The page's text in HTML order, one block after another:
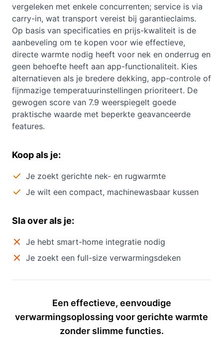
vergeleken met enkele concurrenten; service is via
carry-in, wat transport vereist bij garantieclaims.
Op basis van specificaties en prijs-kwaliteit is de
aanbeveling om te kopen voor wie effectieve,
directe warmte nodig heeft voor nek en onderrug en
geen behoefte heeft aan app-functionaliteit. Kies
alternatieven als je bredere dekking, app-controle of
fijnmazige temperatuurinstellingen prioriteert. De
gewogen score van 7.9 weerspiegelt goede
praktische waarde met beperkte geavanceerde
features.
Koop als je:
Je zoekt gerichte nek- en rugwarmte
Je wilt een compact, machinewasbaar kussen
Sla over als je:
Je hebt smart-home integratie nodig
Je zoekt een full-size verwarmingsdeken
Een effectieve, eenvoudige
verwarmingsoplossing voor gerichte warmte
zonder slimme functies.